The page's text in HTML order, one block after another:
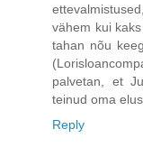
vähem kui
tahan nõu
palvetan, et
teinud oma elus.
Reply